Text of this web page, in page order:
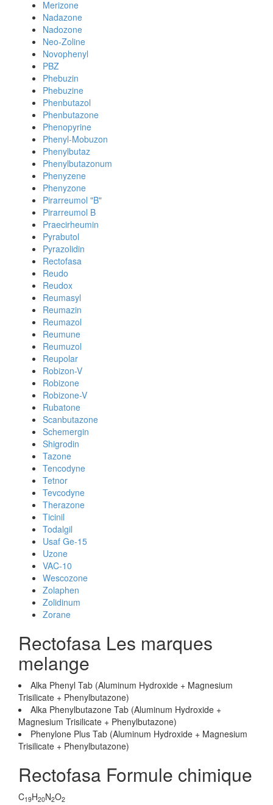
Merizone
Nadazone
Nadozone
Neo-Zoline
Novophenyl
PBZ
Phebuzin
Phebuzine
Phenbutazol
Phenbutazone
Phenopyrine
Phenyl-Mobuzon
Phenylbutaz
Phenylbutazonum
Phenyzene
Phenyzone
Pirarreumol "B"
Pirarreumol B
Praecirheumin
Pyrabutol
Pyrazolidin
Rectofasa
Reudo
Reudox
Reumasyl
Reumazin
Reumazol
Reumune
Reumuzol
Reupolar
Robizon-V
Robizone
Robizone-V
Rubatone
Scanbutazone
Schemergin
Shigrodin
Tazone
Tencodyne
Tetnor
Tevcodyne
Therazone
Ticinil
Todalgil
Usaf Ge-15
Uzone
VAC-10
Wescozone
Zolaphen
Zolidinum
Zorane
Rectofasa Les marques
melange
Alka Phenyl Tab (Aluminum Hydroxide + Magnesium
Trisilicate + Phenylbutazone)
Alka Phenylbutazone Tab (Aluminum Hydroxide +
Magnesium Trisilicate + Phenylbutazone)
Phenylone Plus Tab (Aluminum Hydroxide + Magnesium
Trisilicate + Phenylbutazone)
Rectofasa Formule chimique
C19H20N2O2